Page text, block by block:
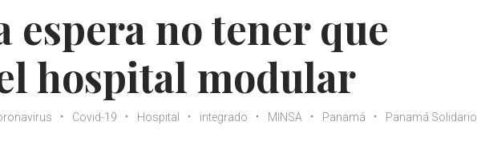
espera no tener que
hospital modular
Covid-19 Hospital integrado MINSA Panamá Panamá Solidario